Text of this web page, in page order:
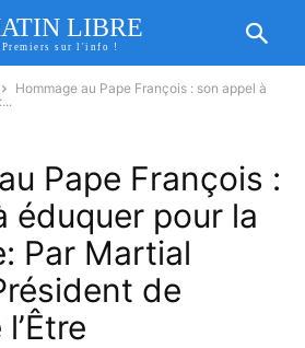
LIBRE
Premiers sur l'info !
Hommage au Pape François : son appel à
Pape François :
éduquer pour la
Par Martial
de